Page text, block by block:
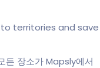
to territories and save
든 장소가 Mapsly에서